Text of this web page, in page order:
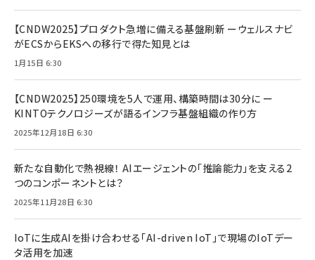
【CNDW2025】プロダクト急増に備える基盤刷新 ーウェルスナビ
がECSからEKSへの移行で得た知見とは
1月15日 6:30
【CNDW2025】250環境を5人で運用、構築時間は30分に ー
KINTOテクノロジーズが語るインフラ基盤組織の作り方
2025年12月18日 6:30
新たな自動化で熱視線！ AIエージェントの「推論能力」を支える2
つのコンポーネントとは？
2025年11月28日 6:30
IoTに生成AIを掛け合わせる「AI-driven IoT」で現場のIoTデー
タ活用を加速